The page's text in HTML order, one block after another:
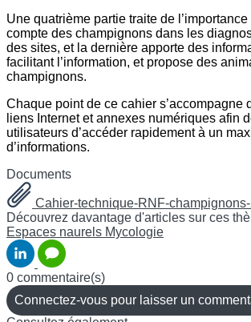
Une quatrième partie traite de
compte des champignons dans les
des sites, et la dernière apporte des
facilitant l’information, et propose des
champignons.
Chaque point de ce cahier s’accompagne
liens Internet et annexes numériques afin
utilisateurs d’accéder rapidement à un
d’informations.
Documents
Cahier-technique-RNF-
Découvrez davantage d'articles sur ces
Espaces naurels Mycologie
0 commentaire(s)
Connectez-vous pour laisser un